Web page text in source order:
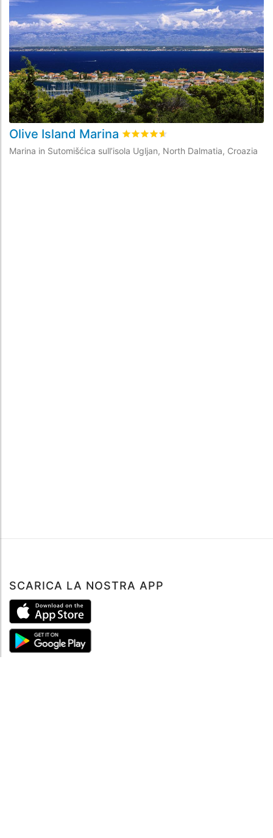
Olive Island Marina Valutato4.6
Marina in Sutomišćica sull’isola Ugljan, North Dalmatia, Croazia
SCARICA LA NOSTRA APP